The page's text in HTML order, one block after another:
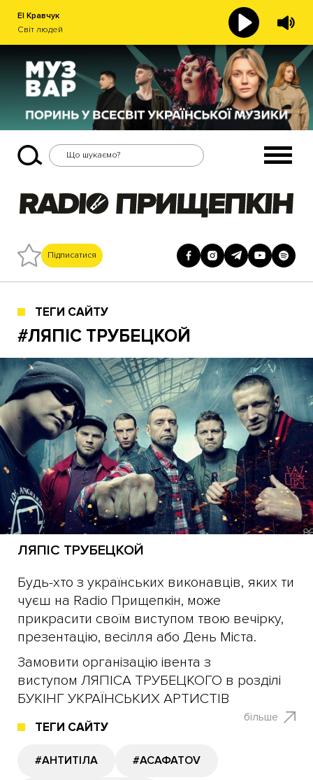
El Кравчук
Світ людей
Підписатися
ТЕГИ САЙТУ
#ЛЯПІС ТРУБЕЦКОЙ
ЛЯПІС ТРУБЕЦКОЙ
Будь-хто з українських виконавців, яких ти
чуєш на Radio Прищепкін, може
прикрасити своїм виступом твою вечірку,
презентацію, весілля або День Міста.
Замовити організацію івента з
виступом ЛЯПІСА ТРУБЕЦКОГО в розділі
БУКІНГ УКРАЇНСЬКИХ АРТИСТІВ
більше
ТЕГИ САЙТУ
#АНТИТІЛА #АСАФАТОV